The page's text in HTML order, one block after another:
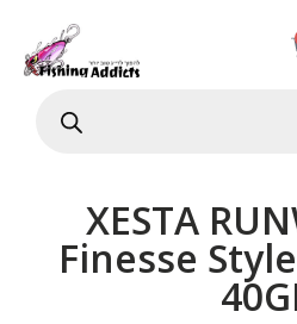
XESTA
Finesse